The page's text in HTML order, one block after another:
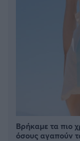
Βρήκαμε τα πιο
όσους αγαπούν